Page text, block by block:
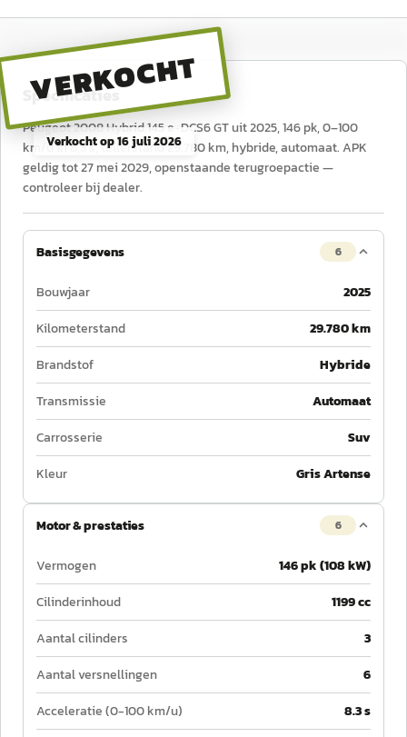
VERKOCHT
Verkocht op16 juli 2026
Specificaties
Peugeot 2008 Hybrid 145 e-DCS6 GT uit 2025, 146 pk, 0–100
km/u in 8,3 s, tellerstand 29.780 km, hybride, automaat. APK
geldig tot 27 mei 2029, openstaande terugroepactie —
controleer bij dealer.
Basisgegevens 6
Bouwjaar
2025
Kilometerstand
29.780 km
Brandstof
Hybride
Transmissie
Automaat
Carrosserie
Suv
Kleur
Gris Artense
Motor & prestaties 6
Vermogen
146 pk (108 kW)
Cilinderinhoud
1199 cc
Aantal cilinders
3
Aantal versnellingen
6
Acceleratie (0-100 km/u)
8.3 s